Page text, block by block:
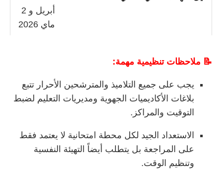
أبريل و 2
ماي 2026
📝 ملاحظاتتنظيمية مهمة:
يجب على جميع التلاميذ والمترشحين الأحرار تتبع
بلاغات الأكاديميات الجهوية ومديريات التعليم لضبط
التوقيت والمراكز.
الاستعداد الجيد لكل محطة امتحانية لا يعتمد فقط
على المراجعة بل يتطلب أيضاً التهيئة النفسية
وتنظيم الوقت.